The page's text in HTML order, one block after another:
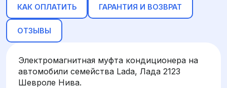
КАК ОПЛАТИТЬ ГАРАНТИЯ И ВОЗВРАТ
ОТЗЫВЫ
Электромагнитная муфта кондиционера на
автомобили семейства Lada, Лада 2123
Шевроле Нива.